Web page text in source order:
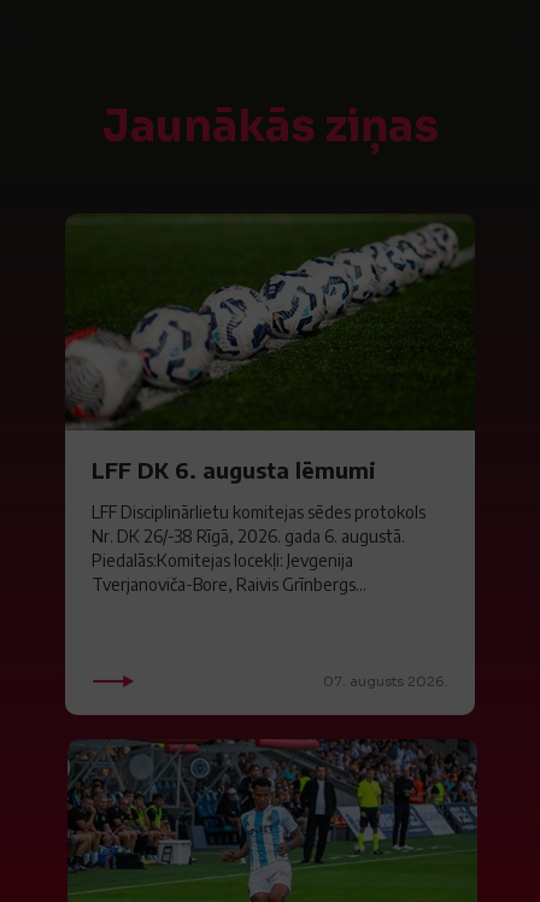
Jaunākās ziņas
LFF DK 6. augusta lēmumi
LFF Disciplinārlietu komitejas sēdes protokols
Nr. DK 26/-38 Rīgā, 2026. gada 6. augustā.
Piedalās:Komitejas locekļi: Jevgenija
Tverjanoviča-Bore, Raivis Grīnbergs...
07. augusts 2026.